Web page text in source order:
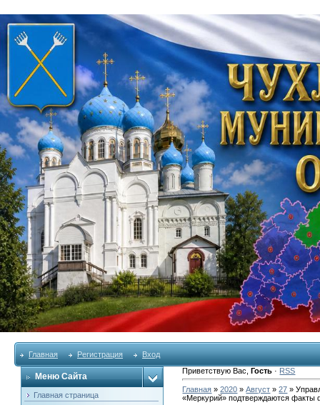
Главная Регистрация Вход
Меню Сайта
Главная страница
Приветствую Вас ,Гость · RSS
Главная »2020 » Август » 27 »
«Меркурий» подтверждаются факты